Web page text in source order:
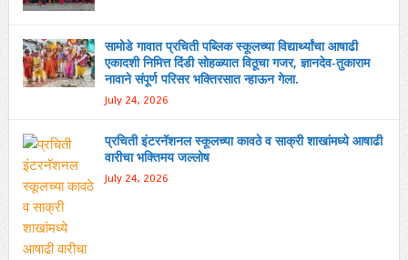
सामोडे गावात प्रचिती पब्लिक स्कूलच्या विद्यार्थ्यांचा आषाढी
एकादशी निमित्त दिंडी सोहळ्यात विठूचा गजर, ज्ञानदेव-तुकाराम
नावाने संपूर्ण परिसर भक्तिरसात न्हाऊन गेला.
July 24, 2026
प्रचिती इंटरनॅशनल स्कूलच्या कावठे व साक्री शाखांमध्ये आषाढी
वारीचा भक्तिमय जल्लोष
July 24, 2026